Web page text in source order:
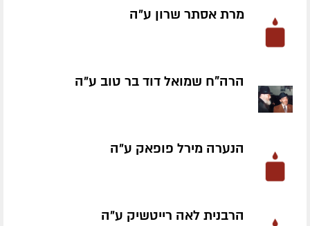
מרת אסתר שרון ע״ה
הרה"ח שמואל דוד בר טוב ע״ה
הנערה מירל פופאק ע״ה
הרבנית לאה רייטשיק ע״ה